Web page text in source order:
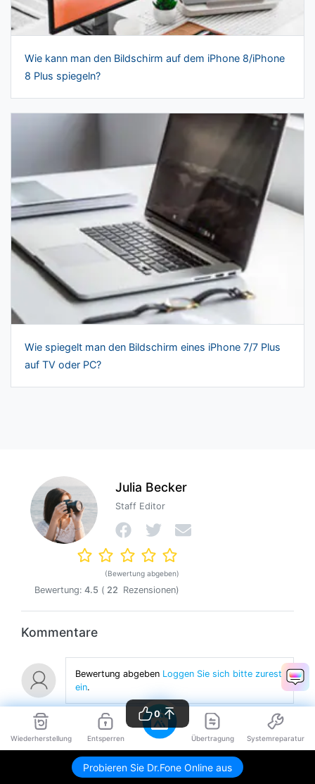
Wiederherstellung Entsperren Übertragung Systemreparatur
Probieren Sie Dr.Fone Online aus
Wie kann man den Bildschirm auf dem iPhone 8/iPhone
8 Plus spiegeln?
Wie spiegelt man den Bildschirm eines iPhone 7/7 Plus
auf TV oder PC?
Julia Becker
Staff Editor
(Bewertung abgeben)
Bewertung: 4.5 ( 22 Rezensionen)
Kommentare
Bewertung abgebenLoggen Sie sich bitte zurest
ein.
>Telefon-Spiegelungslösungen> Wie kann man das
0